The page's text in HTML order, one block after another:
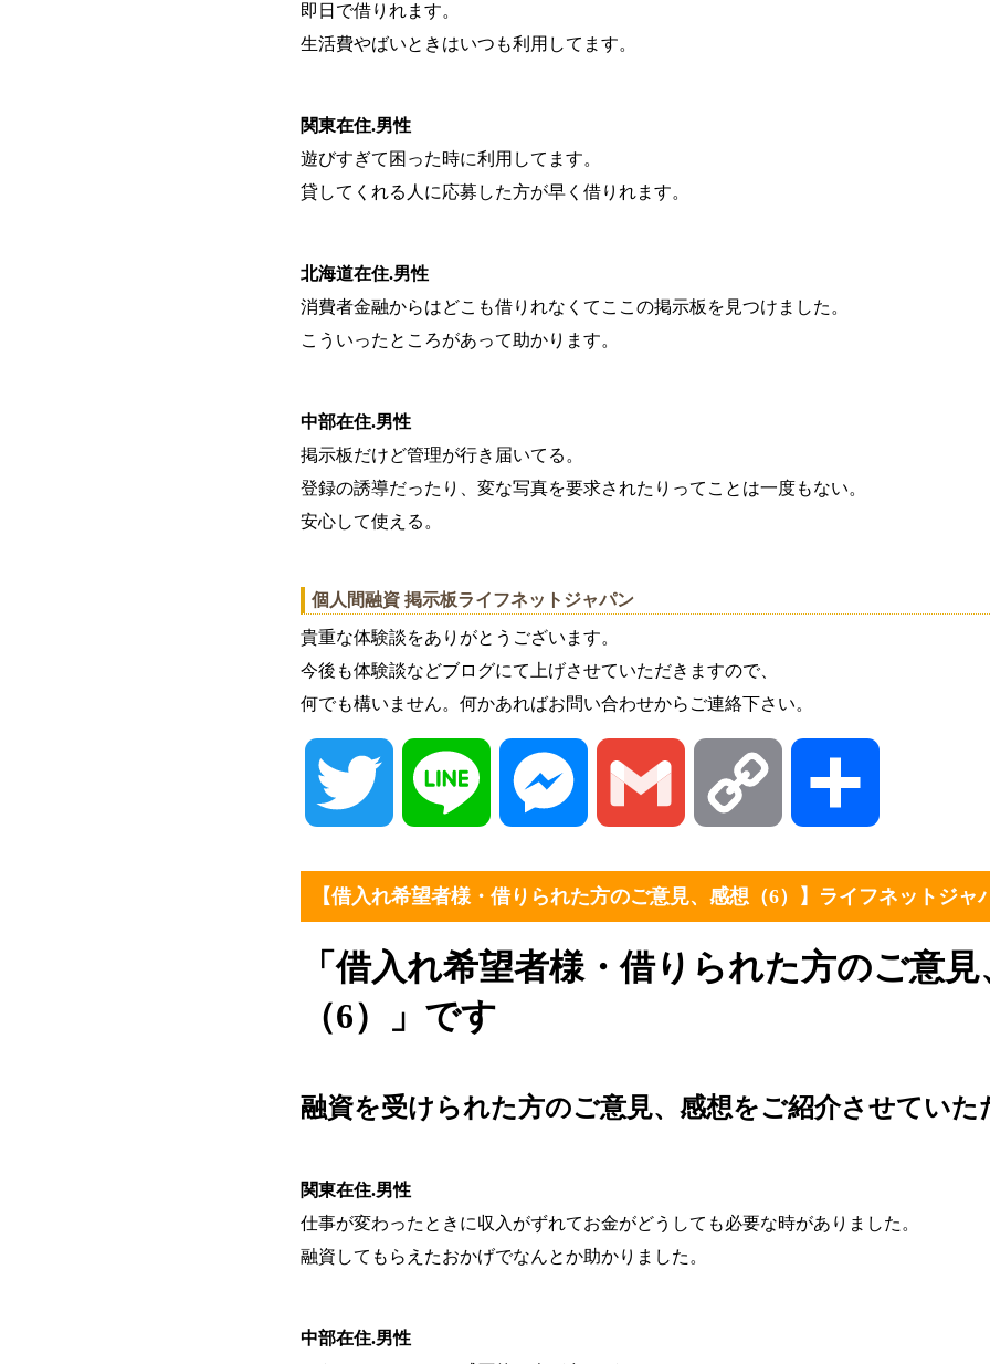
即日で借りれます。
生活費やばいときはいつも利用してます。
関東在住.男性
遊びすぎて困った時に利用してます。
貸してくれる人に応募した方が早く借りれます。
北海道在住.男性
消費者金融からはどこも借りれなくてここの掲示板を見つけました。
こういったところがあって助かります。
中部在住.男性
掲示板だけど管理が行き届いてる。
登録の誘導だったり、変な写真を要求されたりってことは一度もない。
安心して使える。
個人間融資 掲示板ライフネットジャパン
貴重な体験談をありがとうございます。
今後も体験談などブログにて上げさせていただきますので、
何でも構いません。何かあればお問い合わせからご連絡下さい。
Twitter Line Messenger Gmail Copy
Link 有
【借入れ希望者様・借りられた方のご意見、感想（6）】ライフネットジャ
「借入れ希望者様・借りられた方のご意
（6）」です
融資を受けられた方のご意見、感想をご紹介させていた
関東在住.男性
仕事が変わったときに収入がずれてお金がどうしても必要な時がありました。
融資してもらえたおかげでなんとか助かりました。
中部在住.男性